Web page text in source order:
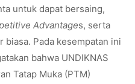
untuk dapat bersaing,
Advantages, serta
Pada kesempatan ini
bahwa UNDIKNAS
Tatap Muka (PTM)